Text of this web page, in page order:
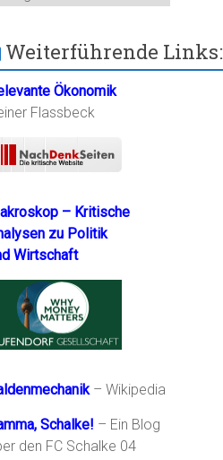
Weiterführende Links:
Ökonomik
Flassbeck
– Kritische
zu Politik
Wirtschaft
– Wikipedia
Schalke! – Ein Blog
den FC Schalke 04